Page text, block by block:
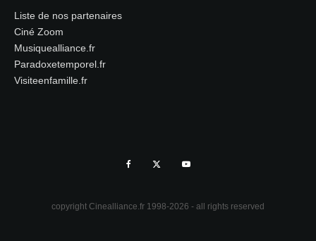
Liste de nos partenaires
Ciné Zoom
Musiquealliance.fr
Paradoxetemporel.fr
Visiteenfamille.fr
copyright Cinealliance.fr 1998-2026 - all rights reserved